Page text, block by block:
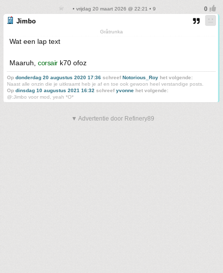
• vrijdag 20 maart 2026 @ 22:21 • 9
Jimbo
Gråtrunka
Wat een lap text
Maaruh, corsairk70 ofoz
Op donderdag 20 augustus 2020 17:36 schreefNotorious_Roy het volgende:
Naast alle onzin die je uitkraamt heb je af en toe ook gewoon heel verstandige posts.
Op dinsdag 10 augustus 2021 16:32 schreefyvonne het volgende:
@:Jimbo voor mod, yeah *O*
▼ Advertentie door Refinery89